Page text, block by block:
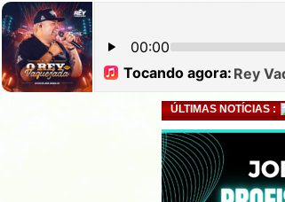
ÚLTIMAS NOTÍCIAS :